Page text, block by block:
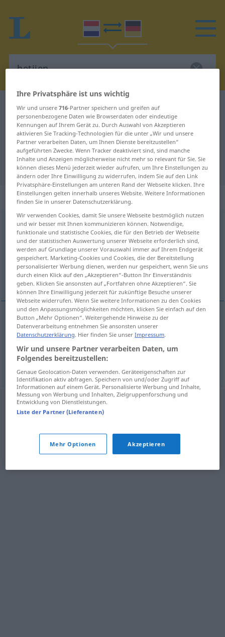
Niederländisch-Deutsch Wörterbuch
Niederländisch-Deutsch
Übersetzung für "betijen"
"betijen" Deutsch Übersetzung
„betijen“: werkwoord
betijen [-ˈtɛĭə(n)]v
Übersicht aller Übersetzungen
(Für mehr Details die Übersetzung anklicken/antippen)
gewähren lassen
Beispiele
latenbetijen
gewähren lassen
Ihre Privatsphäre ist uns wichtig
Wir und unsere716-Partner speichern und greifen auf
personenbezogene Daten wie Browserdaten oder eindeutige
Kennungen auf Ihrem Gerät zu. Durch Auswahl von Akzeptieren
aktivieren Sie Tracking-Technologien für die unter „Wir und unsere
Partner verarbeiten Daten, um Ihnen Dienste bereitzustellen“
aufgeführten Zwecke. Wenn Tracker deaktiviert sind, sind manche
Inhalte und Anzeigen möglicherweise nicht mehr so relevant für Sie. Sie
können dieses Menü jederzeit wieder aufrufen, um Ihre Einstellungen zu
ändern oder Ihre Einwilligung zu widerrufen, indem Sie auf den Link
Privatsphäre-Einstellungen am unteren Rand der Webseite klicken. Ihre
Einstellungen gelten innerhalb unseres Website. Weitere Informationen
finden Sie in unserer Datenschutzerklärung.
Wir verwenden Cookies, damit Sie unsere Webseite bestmöglich nutzen
und wir besser mit Ihnen kommunizieren können. Notwendige,
funktionale und statistische Cookies, die für den Betrieb der Webseite
und der statistischen Auswertung unserer Webseite erforderlich sind,
werden auf Grundlage unserer Vorauswahl immer auf Ihrem Endgerät
gespeichert. Marketing-Cookies und Cookies, die der Bereitstellung
personalisierter Werbung dienen, werden nur gespeichert, wenn Sie uns
durch einen Klick auf den „Akzeptieren“-Button Ihr Einverständnis
geben. Klicken Sie ansonsten auf „Fortfahren ohne Akzeptieren“. Sie
können Ihre Einwilligung jederzeit für zukünftige Besuche unserer
Webseite widerrufen. Wenn Sie weitere Informationen zu den Cookies
und den Anpassungsmöglichkeiten möchten, klicken Sie einfach auf den
Button „Mehr Optionen“. Weitergehende Hinweise zu der
Datenverarbeitung entnehmen Sie ansonsten unserer
Datenschutzerklärung. Hier finden Sie unserImpressum.
Wir und unsere Partner verarbeiten Daten, um
Folgendes bereitzustellen:
Genaue Geolocation-Daten verwenden. Geräteeigenschaften zur
Identifikation aktiv abfragen. Speichern von und/oder Zugriff auf
Informationen auf einem Gerät. Personalisierte Werbung und Inhalte,
Messung von Werbung und Inhalten, Zielgruppenforschung und
Entwicklung von Dienstleistungen.
Liste der Partner (Lieferanten)
Mehr Optionen Akzeptieren